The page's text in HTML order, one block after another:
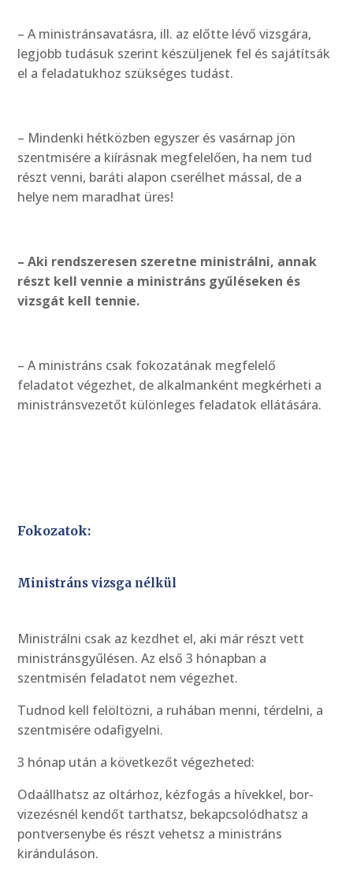
– A ministránsavatásra, ill. az előtte lévő vizsgára,
legjobb tudásuk szerint készüljenek fel és sajátítsák
el a feladatukhoz szükséges tudást.
– Mindenki hétközben egyszer és vasárnap jön
szentmisére a kiírásnak megfelelően, ha nem tud
részt venni, baráti alapon cserélhet mással, de a
helye nem maradhat üres!
– Aki rendszeresen szeretne ministrálni, annak
részt kell vennie a ministráns gyűléseken és
vizsgát kell tennie.
– A ministráns csak fokozatának megfelelő
feladatot végezhet, de alkalmanként megkérheti a
ministránsvezetőt különleges feladatok ellátására.
Fokozatok:
Ministráns vizsga nélkül
Ministrálni csak az kezdhet el, aki már részt vett
ministránsgyűlésen. Az első 3 hónapban a
szentmisén feladatot nem végezhet.
Tudnod kell felöltözni, a ruhában menni, térdelni, a
szentmisére odafigyelni.
3 hónap után a következőt végezheted:
Odaállhatsz az oltárhoz, kézfogás a hívekkel, bor-
vizezésnél kendőt tarthatsz, bekapcsolódhatsz a
pontversenybe és részt vehetsz a ministráns
kiránduláson.